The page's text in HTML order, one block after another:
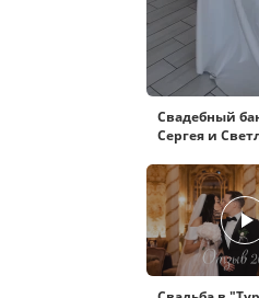
Свадебный
Сергея и